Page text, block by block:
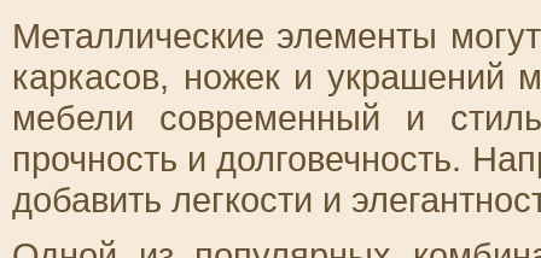
Металлические элементы
каркасов, ножек и украшений
мебели современный и
прочность и долговечность.
добавить легкости и